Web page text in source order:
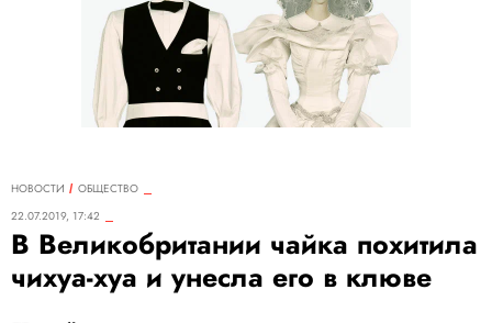
НОВОСТИ
ОБЩЕСТВО
22.07.2019, 17:42
В Великобритании чайка похитила
чихуа-хуа и унесла его в клюве